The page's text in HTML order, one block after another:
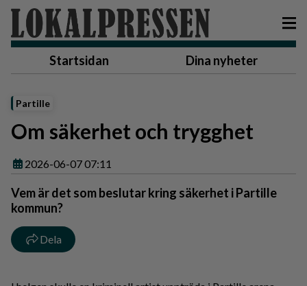
Startsidan Dina nyheter
Partille
Om säkerhet och trygghet
2026-06-07 07:11
Vem är det som beslutar kring säkerhet i Partille
kommun?
Dela